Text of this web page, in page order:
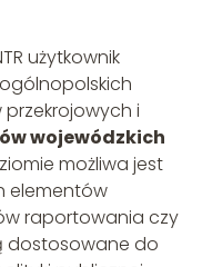
użytkownik
i
wojewódzkich
możliwa jest
elementów
raportowania czy
dostosowane do